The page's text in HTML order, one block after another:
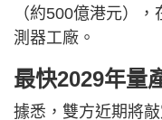
（約500億港元）
測器工廠。
最快2029年量
據悉，雙方近期將